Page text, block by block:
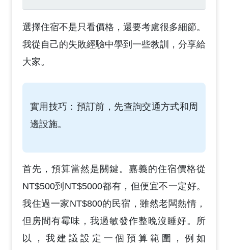
選擇住宿不是只看價格，還要考慮很多細節。
我從自己的失敗經驗中學到一些教訓，分享給
大家。
實用技巧：預訂前，先查詢交通方式和周
邊設施。
首先，預算當然是關鍵。嘉義的住宿價格從
NT$500到NT$5000都有，但便宜不一定好。
我住過一家NT$800的民宿，雖然老闆熱情，
但房間有霉味，我過敏發作整晚沒睡好。所
以，我建議設定一個預算範圍，例如